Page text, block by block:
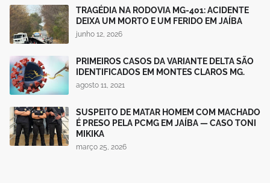
TRAGÉDIA NA RODOVIA MG-401: ACIDENTE
DEIXA UM MORTO E UM FERIDO EM JAÍBA
junho 12, 2026
PRIMEIROS CASOS DA VARIANTE DELTA SÃO
IDENTIFICADOS EM MONTES CLAROS MG.
agosto 11, 2021
SUSPEITO DE MATAR HOMEM COM MACHADO
É PRESO PELA PCMG EM JAÍBA — CASO TONI
MIKIKA
março 25, 2026